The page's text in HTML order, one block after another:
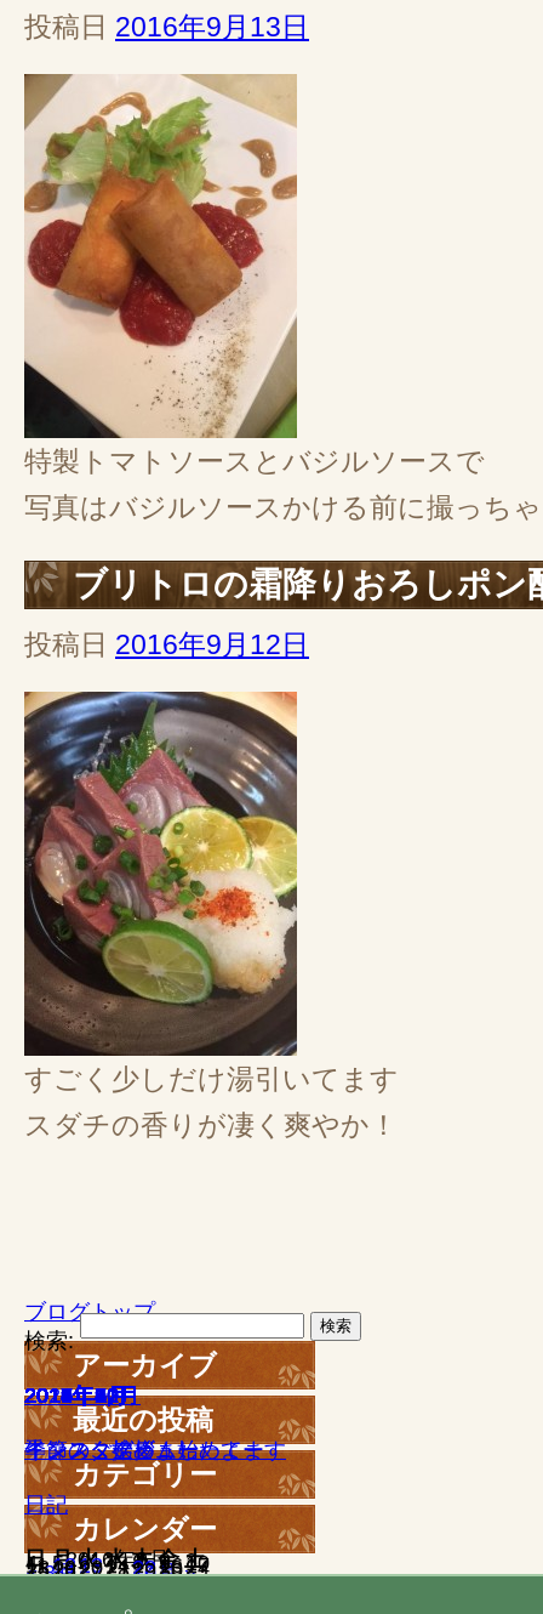
投稿日 2016年9月13日
特製トマトソースとバジルソースで
写真はバジルソースかける前に撮っち
ブリトロの霜降りおろしポン
投稿日 2016年9月12日
すごく少しだけ湯引いてます
スダチの香りが凄く爽やか！
ブログトップ
検索:
アーカイブ
2021年11月
2019年7月
2019年6月
2019年5月
2019年4月
2019年3月
2019年2月
2019年1月
2018年7月
2018年6月
2018年5月
2018年1月
2017年12月
2017年11月
2017年10月
2017年9月
2017年8月
2017年6月
2017年5月
2017年4月
2017年3月
2017年2月
2017年1月
2016年12月
2016年11月
2016年10月
2016年9月
2016年8月
2016年7月
2016年6月
2016年5月
2016年4月
2016年3月
2016年2月
2016年1月
2015年12月
2015年11月
2015年10月
2015年9月
2015年8月
2015年7月
2015年6月
2015年5月
2015年4月
2015年3月
2015年2月
2015年1月
2014年12月
2014年11月
2014年9月
2014年8月
2014年7月
2014年6月
2014年5月
2014年4月
2014年3月
2014年2月
2014年1月
2013年12月
2013年11月
2013年10月
2013年9月
最近の投稿
季節のご挨拶
インスタグラム始めてます
インスタ始めましたよー
インスタデビュー
牛タン
カテゴリー
日記
カレンダー
2016年9月
日 月 火 水 木 金 土
« 8月 10月 »
1 2 3
4 5 6 7 8 9 10
11121314151617
18192021222324
252627282930